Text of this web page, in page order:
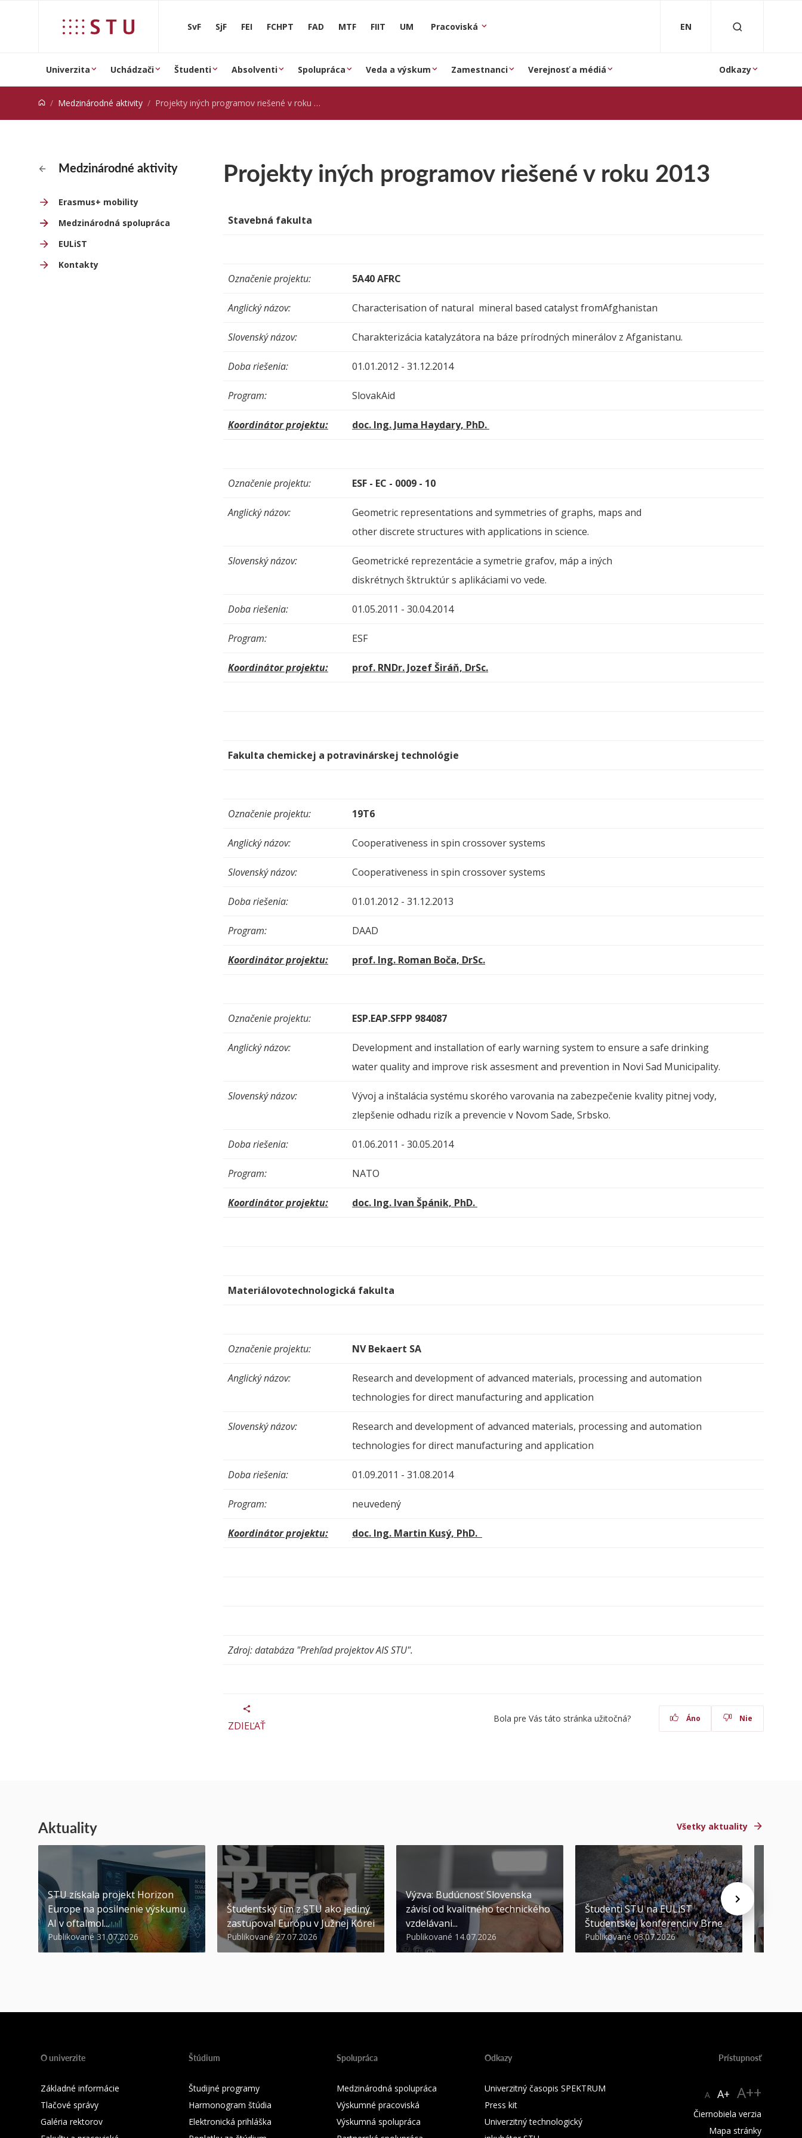
SvF SjF FEI FCHPT FAD MTF FIIT UM Pracoviská EN
Univerzita Uchádzači Študenti Absolventi Spolupráca Veda a výskum Zamestnanci Verejnosť a médiá Odkazy
Medzinárodné aktivity Projekty iných programov riešené v roku 2013
Medzinárodné aktivity
Erasmus+ mobility
Medzinárodná spolupráca
EULiST
Kontakty
Projekty iných programov riešené v roku 2013
Stavebná fakulta
Označenie projektu: 5A40 AFRC
Anglický názov: Characterisation of natural mineral based catalyst fromAfghanistan
Slovenský názov: Charakterizácia katalyzátora na báze prírodných minerálov z Afganistanu.
Doba riešenia: 01.01.2012 - 31.12.2014
Program: SlovakAid
Koordinátor projektu: doc. Ing. Juma Haydary, PhD.
Označenie projektu: ESF - EC - 0009 - 10
Anglický názov:
Geometric representations and symmetries of graphs, maps and
other discrete structures with applications in science.
Slovenský názov:
Geometrické reprezentácie a symetrie grafov, máp a iných
diskrétnych šktruktúr s aplikáciami vo vede.
Doba riešenia: 01.05.2011 - 30.04.2014
Program: ESF
Koordinátor projektu: prof. RNDr. Jozef Širáň, DrSc.
Fakulta chemickej a potravinárskej technológie
Označenie projektu: 19T6
Anglický názov: Cooperativeness in spin crossover systems
Slovenský názov: Cooperativeness in spin crossover systems
Doba riešenia: 01.01.2012 - 31.12.2013
Program: DAAD
Koordinátor projektu: prof. Ing. Roman Boča, DrSc.
Označenie projektu: ESP.EAP.SFPP 984087
Anglický názov:
Development and installation of early warning system to ensure a safe drinking
water quality and improve risk assesment and prevention in Novi Sad Municipality.
Slovenský názov:
Vývoj a inštalácia systému skorého varovania na zabezpečenie kvality pitnej vody,
zlepšenie odhadu rizík a prevencie v Novom Sade, Srbsko.
Doba riešenia: 01.06.2011 - 30.05.2014
Program: NATO
Koordinátor projektu: doc. Ing. Ivan Špánik, PhD.
Materiálovotechnologická fakulta
Označenie projektu: NV Bekaert SA
Anglický názov:
Research and development of advanced materials, processing and automation
technologies for direct manufacturing and application
Slovenský názov:
Research and development of advanced materials, processing and automation
technologies for direct manufacturing and application
Doba riešenia: 01.09.2011 - 31.08.2014
Program: neuvedený
Koordinátor projektu: doc. Ing. Martin Kusý, PhD.
Zdroj: databáza "Prehľad projektov AIS STU".
ZDIEĽAŤ
Bola pre Vás táto stránka užitočná? Áno Nie
Aktuality Všetky aktuality
STU získala projekt Horizon
Europe na posilnenie výskumu
AI v oftalmol...
Publikované 31.07.2026
Študentský tím z STU ako jediný
zastupoval Európu v Južnej Kórei
Publikované 27.07.2026
Výzva: Budúcnosť Slovenska
závisí od kvalitného technického
vzdelávani...
Publikované 14.07.2026
Študenti STU na EULiST
Študentskej konferencii v Brne
Publikované 03.07.2026
O univerzite
Základné informácie
Tlačové správy
Galéria rektorov
Štúdium
Študijné programy
Harmonogram štúdia
Elektronická prihláška
Spolupráca
Medzinárodná spolupráca
Výskumné pracoviská
Výskumná spolupráca
Odkazy
Univerzitný časopis SPEKTRUM
Press kit
Univerzitný technologický
Prístupnosť
A A+ A++
Čiernobiela verzia
Mapa stránky